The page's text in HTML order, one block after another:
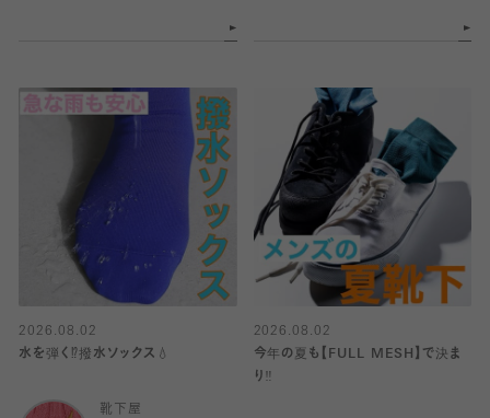
2026.08.02
水を弾く⁉️撥水ソックス💧
靴下屋
2026.08.02
今年の夏も【FULL MESH】で決ま
り️‼️